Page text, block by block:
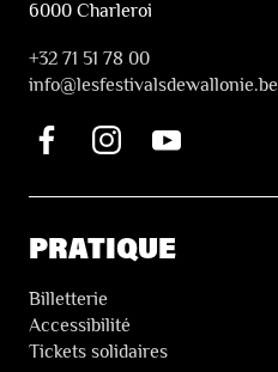
6000 Charleroi
+32 71 51 78 00
info@lesfestivalsdewallonie.be
PRATIQUE
Billetterie
Accessibilité
Tickets solidaires